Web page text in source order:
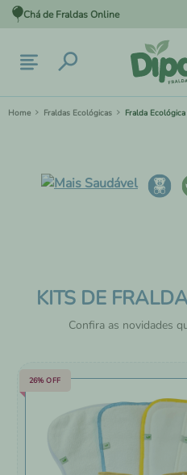
Chá de Fraldas Online
Fraldas Ecológicas Fralda
KITS DE
Confira as novidades
26% OFF